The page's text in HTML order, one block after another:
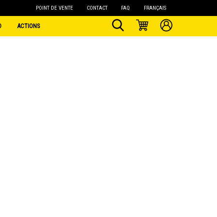
POINT DE VENTE CONTACT FAQ FRANÇAIS
ACTIONS